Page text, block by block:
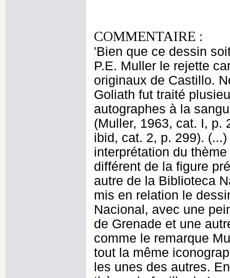
COMMENTAIRE :
'Bien que ce dessin
P.E. Muller le rejette
originaux de Castillo.
Goliath fut traité
autographes à la
(Muller, 1963, cat. I, p.
ibid, cat. 2, p. 299).
interprétation du
différent de la figure
autre de la Biblioteca
mis en relation le
Nacional, avec une
de Grenade et une
comme le remarque
tout la même
les unes des autres.